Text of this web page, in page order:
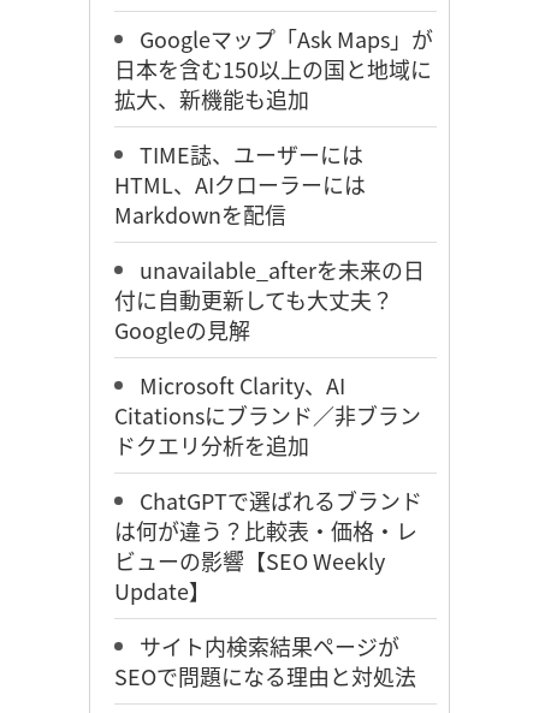
Googleマップ「Ask Maps」が
日本を含む150以上の国と地域に
拡大、新機能も追加
TIME誌、ユーザーには
HTML、AIクローラーには
Markdownを配信
unavailable_afterを未来の日
付に自動更新しても大丈夫？
Googleの見解
Microsoft Clarity、AI
Citationsにブランド／非ブラン
ドクエリ分析を追加
ChatGPTで選ばれるブランド
は何が違う？比較表・価格・レ
ビューの影響【SEO Weekly
Update】
サイト内検索結果ページが
SEOで問題になる理由と対処法